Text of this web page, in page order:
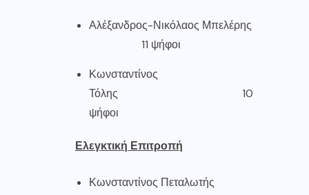
Αλέξανδρος-Νικόλαος Μπελέρης
11 ψήφοι
Κωνσταντίνος
Τόλης 10
ψήφοι
Ελεγκτική Επιτροπή
Κωνσταντίνος Πεταλωτής